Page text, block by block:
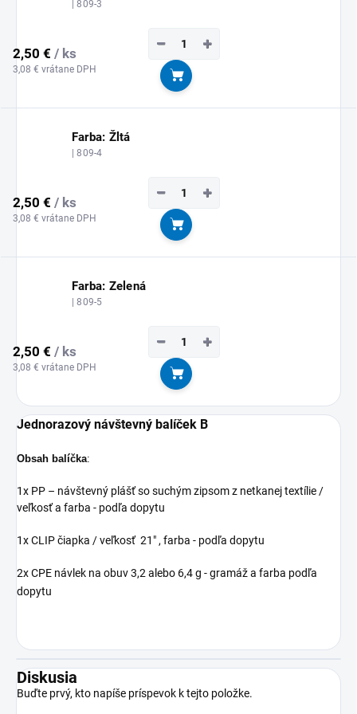
| 809-3
2,50 € / ks
3,08 € vrátane DPH
+
−
Do košíka
Farba: Žltá
| 809-4
2,50 € / ks
3,08 € vrátane DPH
+
−
Do košíka
Farba: Zelená
| 809-5
2,50 € / ks
3,08 € vrátane DPH
+
−
Do košíka
Jednorazový návštevný balíček B
Obsah balíčka:
1x PP – návštevný plášť so suchým zipsom z netkanej textílie /
veľkosť a farba - podľa dopytu
1x CLIP čiapka / veľkosť 21" , farba - podľa dopytu
2x CPE návlek na obuv 3,2 alebo 6,4 g - gramáž a farba podľa
dopytu
Diskusia
Buďte prvý, kto napíše príspevok k tejto položke.